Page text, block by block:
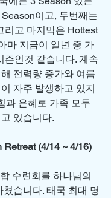
이고, 두번째는
리고 마지막은 Hottest
마 지금이 일년 중 가
즌인것 같습니다. 계속
전력량 증가와 여름
자주 발생하고 있지
과 은혜로 가족 모두
있습니다.
Retreat (4/14 ~ 4/16)
수련회를 하나님의
습니다. 태국 최대 명